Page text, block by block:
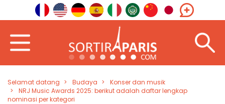
Selamat datang Budaya
Konser dan musik
NRJ Music Awards 2025: berikut adalah daftar lengkap
nominasi per kategori